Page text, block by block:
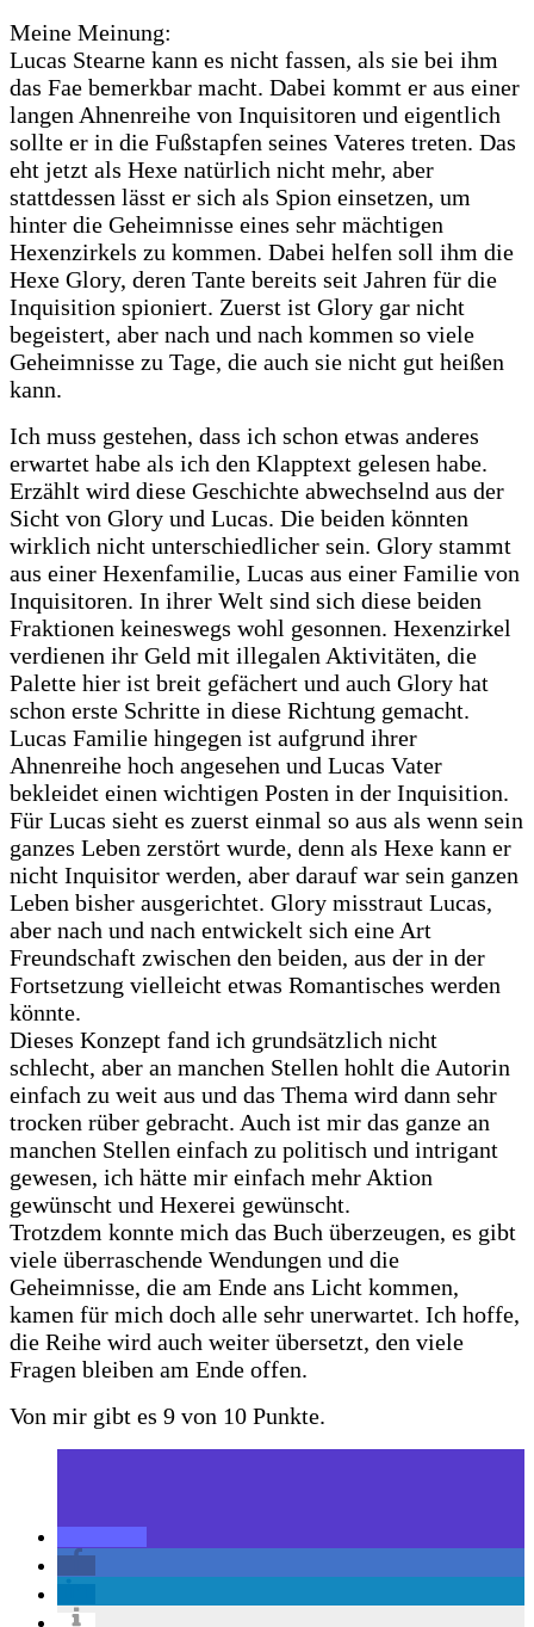
Meine Meinung:
Lucas Stearne kann es nicht fassen, als sie bei ihm
das Fae bemerkbar macht. Dabei kommt er aus einer
langen Ahnenreihe von Inquisitoren und eigentlich
sollte er in die Fußstapfen seines Vateres treten. Das
eht jetzt als Hexe natürlich nicht mehr, aber
stattdessen lässt er sich als Spion einsetzen, um
hinter die Geheimnisse eines sehr mächtigen
Hexenzirkels zu kommen. Dabei helfen soll ihm die
Hexe Glory, deren Tante bereits seit Jahren für die
Inquisition spioniert. Zuerst ist Glory gar nicht
begeistert, aber nach und nach kommen so viele
Geheimnisse zu Tage, die auch sie nicht gut heißen
kann.
Ich muss gestehen, dass ich schon etwas anderes
erwartet habe als ich den Klapptext gelesen habe.
Erzählt wird diese Geschichte abwechselnd aus der
Sicht von Glory und Lucas. Die beiden könnten
wirklich nicht unterschiedlicher sein. Glory stammt
aus einer Hexenfamilie, Lucas aus einer Familie von
Inquisitoren. In ihrer Welt sind sich diese beiden
Fraktionen keineswegs wohl gesonnen. Hexenzirkel
verdienen ihr Geld mit illegalen Aktivitäten, die
Palette hier ist breit gefächert und auch Glory hat
schon erste Schritte in diese Richtung gemacht.
Lucas Familie hingegen ist aufgrund ihrer
Ahnenreihe hoch angesehen und Lucas Vater
bekleidet einen wichtigen Posten in der Inquisition.
Für Lucas sieht es zuerst einmal so aus als wenn sein
ganzes Leben zerstört wurde, denn als Hexe kann er
nicht Inquisitor werden, aber darauf war sein ganzen
Leben bisher ausgerichtet. Glory misstraut Lucas,
aber nach und nach entwickelt sich eine Art
Freundschaft zwischen den beiden, aus der in der
Fortsetzung vielleicht etwas Romantisches werden
könnte.
Dieses Konzept fand ich grundsätzlich nicht
schlecht, aber an manchen Stellen hohlt die Autorin
einfach zu weit aus und das Thema wird dann sehr
trocken rüber gebracht. Auch ist mir das ganze an
manchen Stellen einfach zu politisch und intrigant
gewesen, ich hätte mir einfach mehr Aktion
gewünscht und Hexerei gewünscht.
Trotzdem konnte mich das Buch überzeugen, es gibt
viele überraschende Wendungen und die
Geheimnisse, die am Ende ans Licht kommen,
kamen für mich doch alle sehr unerwartet. Ich hoffe,
die Reihe wird auch weiter übersetzt, den viele
Fragen bleiben am Ende offen.
Von mir gibt es 9 von 10 Punkte.